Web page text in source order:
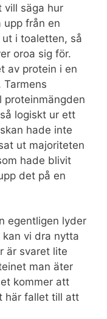
vill säga hur
upp från en
i toaletten, så
oroa sig för.
av protein i en
proteinmängden
logiskt ur ett
hade inte
ut majoriteten
hade blivit
det på en
egentligen lyder
kan vi dra nytta
är svaret lite
man äter
kommer att
här fallet till att